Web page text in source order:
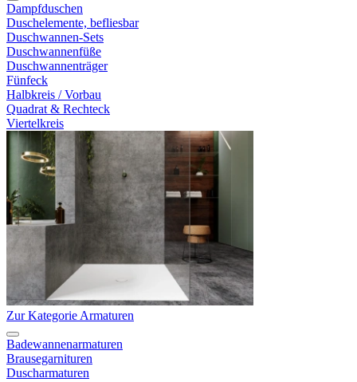
Dampfduschen
Duschelemente, befliesbar
Duschwannen-Sets
Duschwannenfüße
Duschwannenträger
Fünfeck
Halbkreis / Vorbau
Quadrat & Rechteck
Viertelkreis
Zur Kategorie Armaturen
Badewannenarmaturen
Brausegarnituren
Duscharmaturen